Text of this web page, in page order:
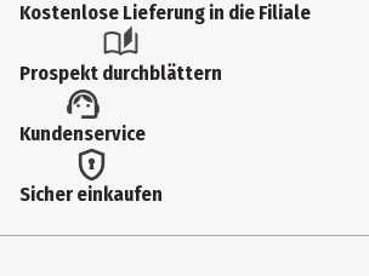
Kostenlose Lieferung in die Filiale
Prospekt durchblättern
Kundenservice
Sicher einkaufen